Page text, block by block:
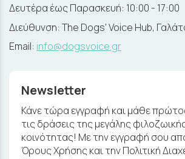
Δευτέρα έως Παρασκευή: 10:00 - 17:00
Διεύθυνση: The Dogs' Voice Hub,
Email: info@dogsvoice.gr
Newsletter
Κάνε τώρα εγγραφή και μάθε
τις δράσεις της μεγάλης
κοινότητας! Με την εγγραφή σου
Όρους Χρήσης και την Πολιτική